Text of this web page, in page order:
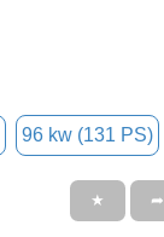
96 kw (131 PS)
★ ➦